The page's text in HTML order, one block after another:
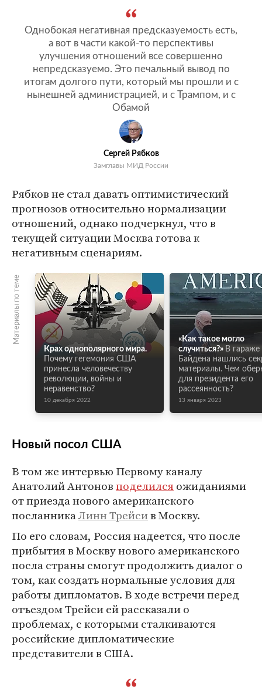
Однобокая негативная предсказуемость есть,
а вот в части какой-то перспективы
улучшения отношений все совершенно
непредсказуемо. Это печальный вывод по
итогам долгого пути, который мы прошли и с
нынешней администрацией, и с Трампом, и с
Обамой
Сергей Рябков
Замглавы МИД России
Рябков не стал давать оптимистический
прогнозов относительно нормализации
отношений, однако подчеркнул, что в
текущей ситуации Москва готова к
негативным сценариям.
Материалы по теме
Крах однополярного мира.
Почему гегемония США
принесла человечеству
революции, войны и
неравенство?
10 декабря 2022
«Как такое могло
случиться?» В гараже
Байдена нашлись
материалы. Чем
для президента его
рассеянность?
13 января 2023
Новый посол США
В том же интервью Первому каналу
Анатолий Антоновподелилсяожиданиями
от приезда нового американского
посланникаЛинн Трейсив Москву.
По его словам, Россия надеется, что после
прибытия в Москву нового американского
посла страны смогут продолжить диалог о
том, как создать нормальные условия для
работы дипломатов. В ходе встречи перед
отъездом Трейси ей рассказали о
проблемах, с которыми сталкиваются
российские дипломатические
представители в США.